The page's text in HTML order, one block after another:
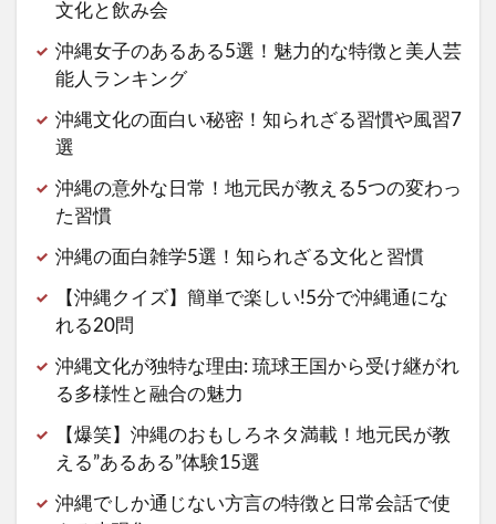
文化と飲み会
沖縄女子のあるある5選！魅力的な特徴と美人芸
能人ランキング
沖縄文化の面白い秘密！知られざる習慣や風習7
選
沖縄の意外な日常！地元民が教える5つの変わっ
た習慣
沖縄の面白雑学5選！知られざる文化と習慣
【沖縄クイズ】簡単で楽しい!5分で沖縄通にな
れる20問
沖縄文化が独特な理由: 琉球王国から受け継がれ
る多様性と融合の魅力
【爆笑】沖縄のおもしろネタ満載！地元民が教
える”あるある”体験15選
沖縄でしか通じない方言の特徴と日常会話で使